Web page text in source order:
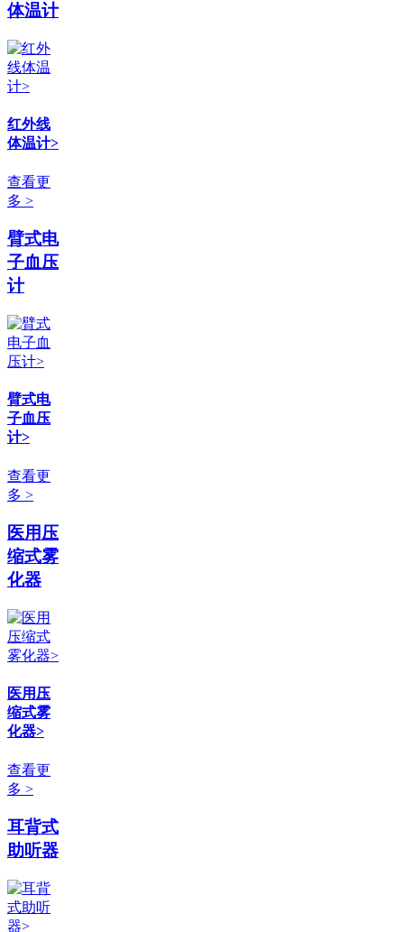
体温计
红外线
体温计>
查看更
多 >
臂式电
子血压
计
臂式电
子血压
计>
查看更
多 >
医用压
缩式雾
化器
医用压
缩式雾
化器>
查看更
多 >
耳背式
助听器